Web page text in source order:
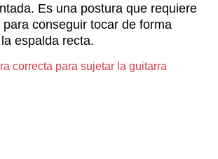
Es una postura que requiere
conseguir tocar de forma
espalda recta.
correcta para sujetar la guitarra